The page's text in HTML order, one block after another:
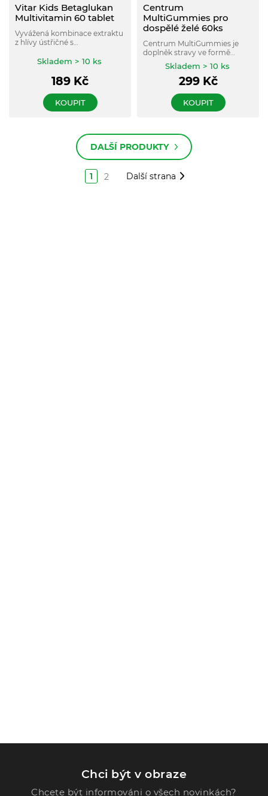
Vitar Kids Betaglukan
Multivitamin 60 tablet
Vyvážená kombinace extraktu
z hlívy ústřičné s
betaglukanů, extraktu z
vitaminů, které jsou
prospěšné pro podporu
imunitního systému a správný
růst a vývoj dětských kostí.
Skladem > 10 ks
189 Kč
KOUPIT
Centrum
MultiGummies pro
dospělé želé 60ks
Centrum MultiGummies je
doplněk stravy ve formě
chutných želatinových
bonbonů pro dospělé, který
obsahuje 10 klíčových živin a
ovocnou příchutí. Pomáhá
podporovat imunitní systém,
Skladem > 10 ks
299Kč
KOUPIT
DALŠÍ PRODUKTY
1 2 Další strana
Chci být v obraze
Chcete být informováni o všech novinkách?